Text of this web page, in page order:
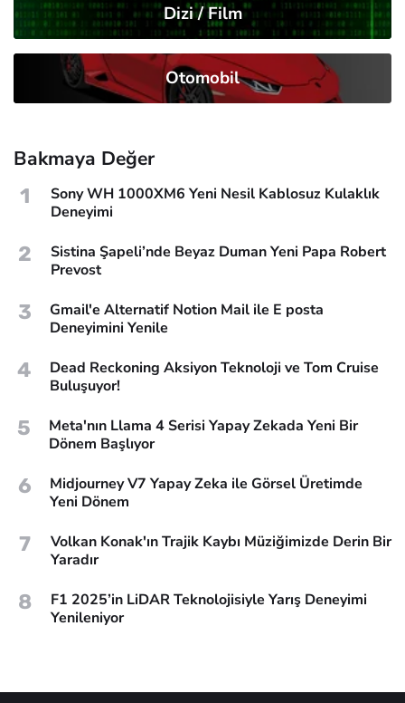
Dizi / Film
Otomobil
Bakmaya Değer
1
Sony WH 1000XM6 Yeni Nesil Kablosuz Kulaklık
Deneyimi
2
Sistina Şapeli’nde Beyaz Duman Yeni Papa Robert
Prevost
3
Gmail'e Alternatif Notion Mail ile E posta
Deneyimini Yenile
4
Dead Reckoning Aksiyon Teknoloji ve Tom Cruise
Buluşuyor!
5
Meta'nın Llama 4 Serisi Yapay Zekada Yeni Bir
Dönem Başlıyor
6
Midjourney V7 Yapay Zeka ile Görsel Üretimde
Yeni Dönem
7
Volkan Konak'ın Trajik Kaybı Müziğimizde Derin Bir
Yaradır
8
F1 2025’in LiDAR Teknolojisiyle Yarış Deneyimi
Yenileniyor